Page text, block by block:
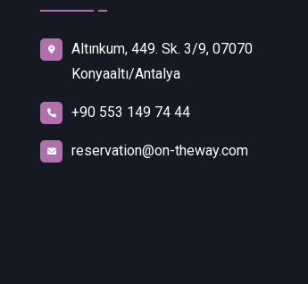
Altınkum, 449. Sk. 3/9, 07070
Konyaaltı/Antalya
+90 553 149 74 44
reservation@on-theway.com